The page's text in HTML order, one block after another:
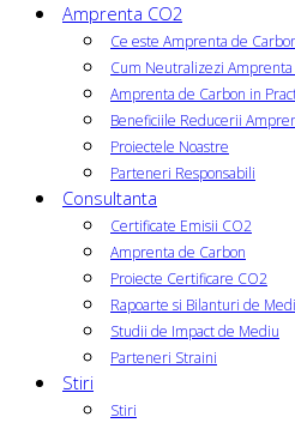
Amprenta CO2
Ce este Amprenta de
Cum Neutralizezi Amprenta
Amprenta de Carbon in
Beneficiile Reducerii
Proiectele Noastre
Parteneri Responsabili
Consultanta
Certificate Emisii CO2
Amprenta de Carbon
Proiecte Certificare CO2
Rapoarte si Bilanturi de
Studii de Impact de Mediu
Parteneri Straini
Stiri
Stiri